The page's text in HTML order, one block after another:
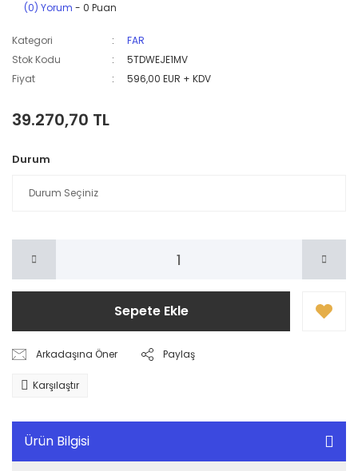
(0) Yorum - 0 Puan
Kategori
FAR
Stok Kodu
5TDWEJE1MV
Fiyat
596,00 EUR + KDV
39.270,70 TL
Durum
Sepete Ekle
Arkadaşına Öner Paylaş
Karşılaştır
Ürün Bilgisi